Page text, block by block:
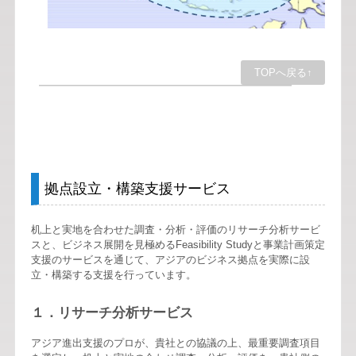
TOPへ戻る↑
拠点設立・構築支援サービス
机上と実地を合わせた調査・分析・評価のリサーチ分析サービ
スと、ビジネス展開を見極めるFeasibility Studyと事業計画策定
支援のサービスを通じて、アジアのビジネス拠点を実際に設
立・構築する支援を行っています。
１．リサーチ分析サービス
アジア進出支援のプロが、貴社との協議の上、最重要調査項目